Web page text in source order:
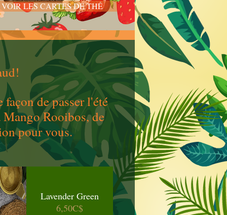
VOIR LES CARTES DE THÉ
de passer l'été
Rooibos, de
pour vous.
Lavender Green
6,50C$Prix